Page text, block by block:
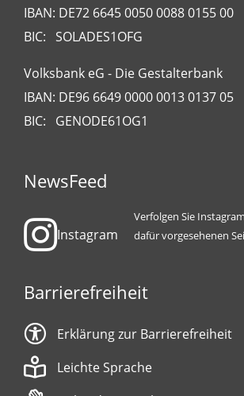
IBAN: DE72 6645 0050 0088 0155 00
BIC: SOLADES1OFG
Volksbank eG - Die Gestalterbank
IBAN: DE96 6649 0000 0013 0137 05
BIC: GENODE61OG1
NewsFeed
Instagram
Verfolgen Sie
dafür vorgesehenen
Barrierefreiheit
Erklärung zur Barrierefreiheit
Leichte Sprache